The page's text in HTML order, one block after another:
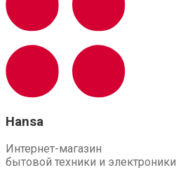
Hansa
Интернет-магазин
бытовой техники и электроники